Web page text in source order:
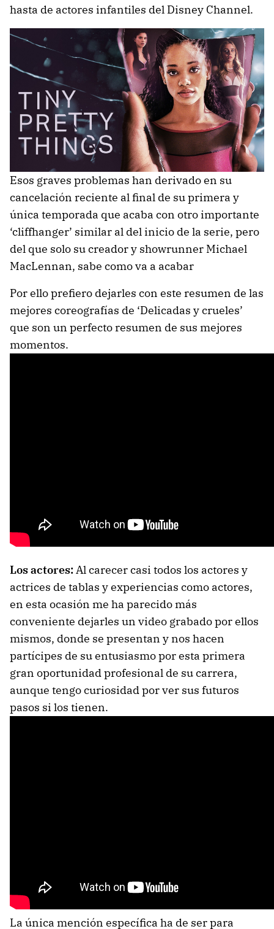
hasta de actores infantiles del Disney Channel.
Esos graves problemas han derivado en su
cancelación reciente al final de su primera y
única temporada que acaba con otro importante
‘cliffhanger’ similar al del inicio de la serie, pero
del que solo su creador y showrunner Michael
MacLennan, sabe como va a acabar
Por ello prefiero dejarles con este resumen de las
mejores coreografías de ‘Delicadas y crueles’
que son un perfecto resumen de sus mejores
momentos.
Los actores: Al carecer casi todos los actores y
actrices de tablas y experiencias como actores,
en esta ocasión me ha parecido más
conveniente dejarles un video grabado por ellos
mismos, donde se presentan y nos hacen
partícipes de su entusiasmo por esta primera
gran oportunidad profesional de su carrera,
aunque tengo curiosidad por ver sus futuros
pasos si los tienen.
La única mención específica ha de ser para